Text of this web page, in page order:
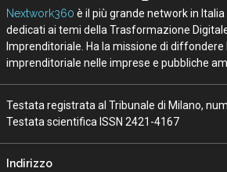
Nextwork360 è il più grande network in
dedicati ai temi della Trasformazione
Imprenditoriale. Ha la missione di
imprenditoriale nelle imprese e pubbliche
Testata registrata al Tribunale di Milano,
Testata scientifica ISSN 2421-4167
Indirizzo